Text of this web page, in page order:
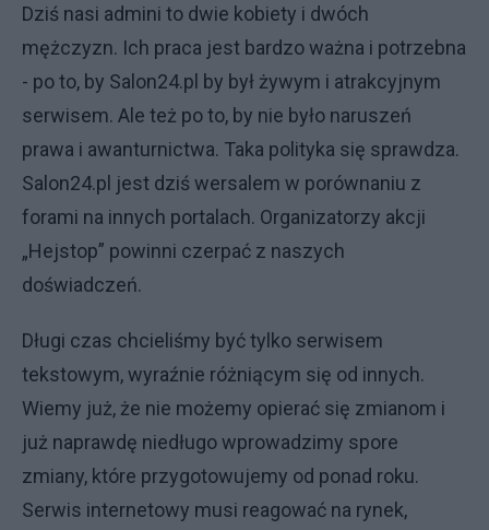
Dziś nasi admini to dwie kobiety i dwóch
mężczyzn. Ich praca jest bardzo ważna i potrzebna
- po to, by Salon24.pl by był żywym i atrakcyjnym
serwisem. Ale też po to, by nie było naruszeń
prawa i awanturnictwa. Taka polityka się sprawdza.
Salon24.pl jest dziś wersalem w porównaniu z
forami na innych portalach. Organizatorzy akcji
„Hejstop” powinni czerpać z naszych
doświadczeń.
Długi czas chcieliśmy być tylko serwisem
tekstowym, wyraźnie różniącym się od innych.
Wiemy już, że nie możemy opierać się zmianom i
już naprawdę niedługo wprowadzimy spore
zmiany, które przygotowujemy od ponad roku.
Serwis internetowy musi reagować na rynek,